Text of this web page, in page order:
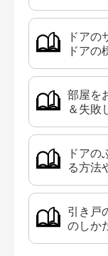
ドアの
ドアの
部屋を
＆失敗
ドア
る方法
引き戸
のしか